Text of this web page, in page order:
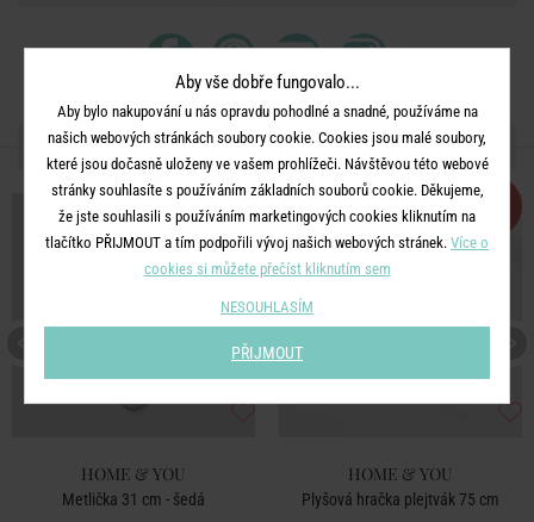
DALŠÍ PRODUKTY ZE SÉRIE
HOME & YOU
Metlička 31 cm - šedá
-30
HOME & YOU
Plyšová hračka plejtvák 75 cm
Aby vše dobře fungovalo...
Aby bylo nakupování u nás opravdu pohodlné a snadné, používáme na
našich webových stránkách soubory cookie. Cookies jsou malé soubory,
které jsou dočasně uloženy ve vašem prohlížeči. Návštěvou této webové
stránky souhlasíte s používáním základních souborů cookie. Děkujeme,
že jste souhlasili s používáním marketingových cookies kliknutím na
tlačítko PŘIJMOUT a tím podpořili vývoj našich webových stránek. Více o
cookies si můžete přečíst kliknutím sem
NESOUHLASÍM
PŘIJMOUT